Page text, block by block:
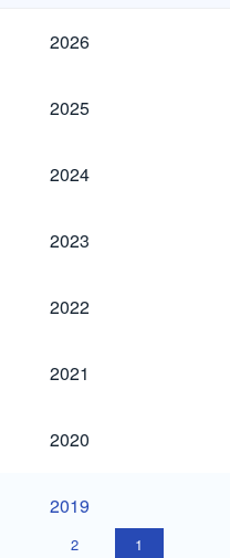
2026
2026
2025
2025
2024
2024
2023
2023
2022
2022
2021
2021
2020
2020
2019
2019
2 1